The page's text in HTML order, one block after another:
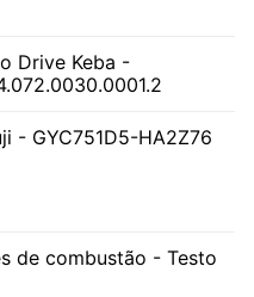
Drive Keba -
- GYC751D5-HA2Z76
de combustão - Testo